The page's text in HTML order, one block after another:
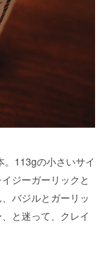
。113gの小さいサイ
ジーガーリックと
バジルとガーリッ
と迷って、クレイ